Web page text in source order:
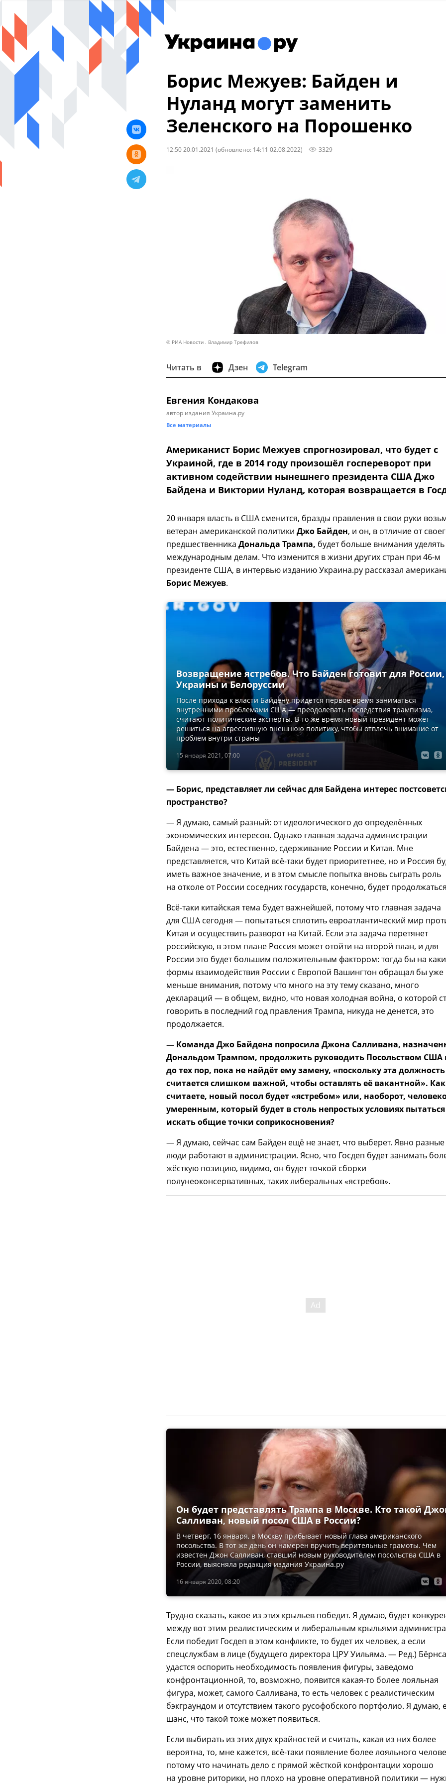
Борис Межуев: Байден и
Нуланд могут заменить
Зеленского на Порошенко
12:50 20.01.2021 (обновлено: 14:11 02.08.2022) 3329
© РИА Новости . Владимир Трефилов
Читать в Дзен Telegram
Евгения Кондакова
автор издания Украина.ру
Все материалы
Американист Борис Межуев спрогнозировал, что будет с
Украиной, где в 2014 году произошёл госпереворот при
активном содействии нынешнего президента США Джо
Байдена и Виктории Нуланд, которая возвращается в
20 января власть в США сменится, бразды правления в свои руки
ветеран американской политики Джо Байден, и он, в отличие от
предшественника Дональда Трампа, будет больше внимания уделять
международным делам. Что изменится в жизни других стран при 46-м
президенте США, в интервью изданию Украина.ру рассказал
Борис Межуев.
15 января 2021, 07:00
Возвращение ястребов. Что Байден готовит для России,
Украины и Белоруссии
После прихода к власти Байдену придется первое время заниматься
внутренними проблемами США — преодолевать последствия трампизма,
считают политические эксперты. В то же время новый президент может
решиться на агрессивную внешнюю политику, чтобы отвлечь внимание от
проблем внутри страны
— Борис, представляет ли сейчас для Байдена интерес
пространство?
— Я думаю, самый разный: от идеологического до определённых
экономических интересов. Однако главная задача администрации
Байдена — это, естественно, сдерживание России и Китая. Мне
представляется, что Китай всё-таки будет приоритетнее, но и Россия
иметь важное значение, и в этом смысле попытка вновь сыграть роль
на отколе от России соседних государств, конечно, будет
Всё-таки китайская тема будет важнейшей, потому что главная задача
для США сегодня — попытаться сплотить евроатлантический мир
Китая и осуществить разворот на Китай. Если эта задача перетянет
российскую, в этом плане Россия может отойти на второй план, и для
России это будет большим положительным фактором: тогда бы на
формы взаимодействия России с Европой Вашингтон обращал бы уже
меньше внимания, потому что много на эту тему сказано, много
деклараций — в общем, видно, что новая холодная война, о которой
говорить в последний год правления Трампа, никуда не денется, это
продолжается.
— Команда Джо Байдена попросила Джона Салливана,
Дональдом Трампом, продолжить руководить Посольством США
до тех пор, пока не найдёт ему замену, «поскольку эта должность
считается слишком важной, чтобы оставлять её вакантной».
считаете, новый посол будет «ястребом» или, наоборот,
умеренным, который будет в столь непростых условиях пытаться
искать общие точки соприкосновения?
— Я думаю, сейчас сам Байден ещё не знает, что выберет. Явно разные
люди работают в администрации. Ясно, что Госдеп будет занимать
жёсткую позицию, видимо, он будет точкой сборки
полунеоконсервативных, таких либеральных «ястребов».
16 января 2020, 08:20
Он будет представлять Трампа в Москве. Кто такой
Салливан, новый посол США в России?
В четверг, 16 января, в Москву прибывает новый глава американского
посольства. В тот же день он намерен вручить верительные грамоты. Чем
известен Джон Салливан, ставший новым руководителем посольства США в
России, выясняла редакция издания Украина.ру
Трудно сказать, какое из этих крыльев победит. Я думаю, будет
между вот этим реалистическим и либеральным крыльями
Если победит Госдеп в этом конфликте, то будет их человек, а если
спецслужбам в лице (будущего директора ЦРУ Уильяма. — Ред.) Бёрнса
удастся оспорить необходимость появления фигуры, заведомо
конфронтационной, то, возможно, появится какая-то более лояльная
фигура, может, самого Салливана, то есть человек с реалистическим
бэкграундом и отсутствием такого русофобского портфолио. Я думаю,
шанс, что такой тоже может появиться.
Если выбирать из этих двух крайностей и считать, какая из них более
вероятна, то, мне кажется, всё-таки появление более лояльного
потому что начинать дело с прямой жёсткой конфронтации хорошо
на уровне риторики, но плохо на уровне оперативной политики —